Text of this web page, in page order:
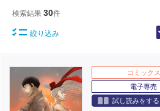
検索結果 30件
絞り込み
コミックス
電子専売
試し読みをする